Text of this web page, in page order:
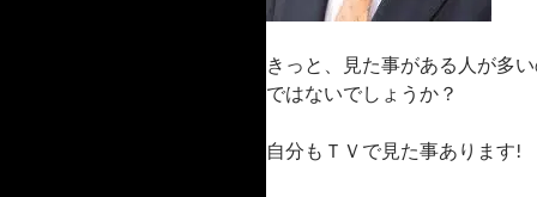
きっと、見た事がある人が多
ではないでしょうか？
自分もＴＶで見た事あります!